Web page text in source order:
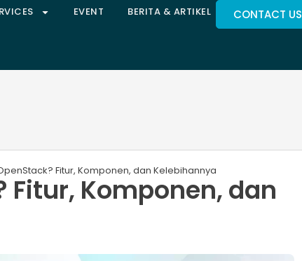
EVENT BERITA & ARTIKEL CONTACT US
Fitur, Komponen, dan Kelebihannya
Fitur, Komponen, dan